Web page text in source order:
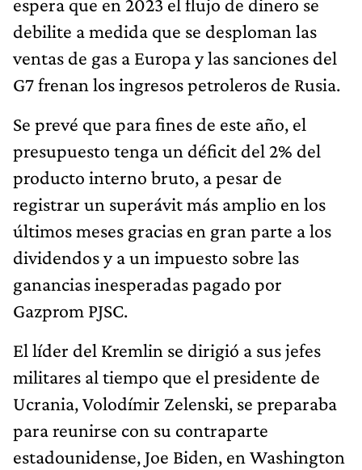
debilite a medida que se desploman las
ventas de gas a Europa y las sanciones del
G7 frenan los ingresos petroleros de Rusia.
Se prevé que para fines de este año, el
presupuesto tenga un déficit del 2% del
producto interno bruto, a pesar de
registrar un superávit más amplio en los
últimos meses gracias en gran parte a los
dividendos y a un impuesto sobre las
ganancias inesperadas pagado por
Gazprom PJSC.
El líder del Kremlin se dirigió a sus jefes
militares al tiempo que el presidente de
Ucrania, Volodímir Zelenski, se preparaba
para reunirse con su contraparte
estadounidense, Joe Biden, en Washington